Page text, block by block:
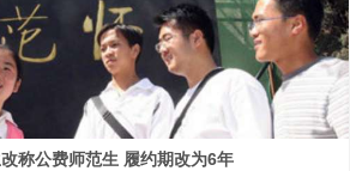
称公费师范生 履约期改为6年